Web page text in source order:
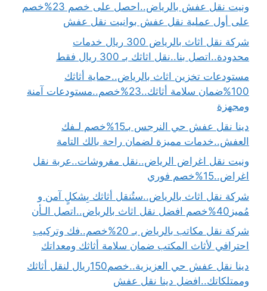
ونيت نقل عفش بالرياض..احصل على خصم 23%خصم
على أول عملية نقل عفش بوانيت نقل عفش
شركة نقل اثاث بالرياض 300 ريال خدمات
محدودة..اتصل بنا..نقل اثاثك بـ 300 ريال فقط
مستودعات تخزين اثاث بالرياض..حماية أثاثك
100%ضمان سلامة أثاثك..23%خصم..مستودعات آمنة
ومجهزة
دينا نقل عفش حي النرجس بـ15%خصم لـفك
العفش..خدمات مميزة لضمان راحة بالك التامة
ونيت نقل اغراض الرياض..نقل مفروشات..عربة نقل
اغراض..15%خصم فوري
شركة نقل اثاث بالرياض..ستُنقل أثاثك بِشكلٍ آمن و
مُميز40%خصم افضل نقل اثاث بالرياض..اتصل الـأن
شركة نقل مكاتب بالرياض بـ 20%خصم..فك وتركيب
احترافي لأثاث المكتب ضمان سلامة أثاثك ومعداتك
دينا نقل عفش حي العزيزية..خصم150ريال لنقل أثاثك
وممتلكاتك..افضل دينا نقل عفش